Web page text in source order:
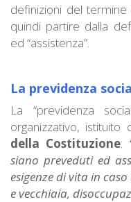
definizioni del
quindi partire dalla
ed “assistenza”.
La previdenza
La “previdenza
organizzativo, istituito
della Costituzione:
siano preveduti ed
esigenze di vita in
e vecchiaia,